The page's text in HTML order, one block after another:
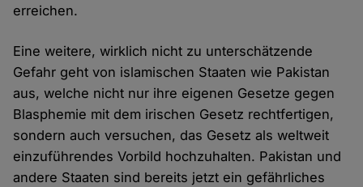
erreichen.
Eine weitere, wirklich nicht zu unterschätzende
Gefahr geht von islamischen Staaten wie Pakistan
aus, welche nicht nur ihre eigenen Gesetze gegen
Blasphemie mit dem irischen Gesetz rechtfertigen,
sondern auch versuchen, das Gesetz als weltweit
einzuführendes Vorbild hochzuhalten. Pakistan und
andere Staaten sind bereits jetzt ein gefährliches